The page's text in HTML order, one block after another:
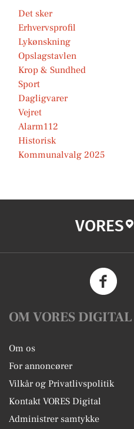
Det sker
Erhvervsprofil
Lykønskning
Opslagstavlen
Krop & Sundhed
Sport
Dagligvarer
Vejret
Alarm112
Historisk
Kommunalvalg 2025
VORES
OM VORES DIGITAL
Om os
For annoncører
Vilkår og Privatlivspolitik
Kontakt VORES Digital
Administrer samtykke